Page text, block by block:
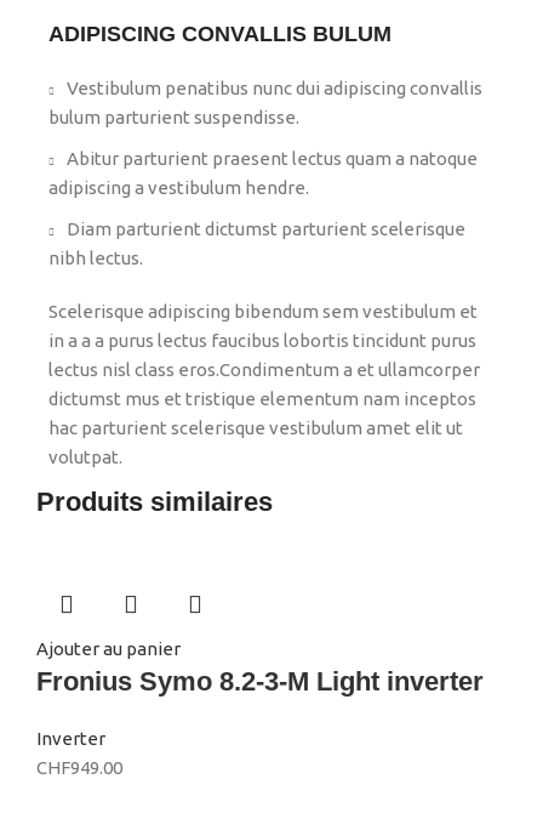
ADIPISCING CONVALLIS BULUM
Vestibulum penatibus nunc dui adipiscing convallis
bulum parturient suspendisse.
Abitur parturient praesent lectus quam a natoque
adipiscing a vestibulum hendre.
Diam parturient dictumst parturient scelerisque
nibh lectus.
Scelerisque adipiscing bibendum sem vestibulum et
in a a a purus lectus faucibus lobortis tincidunt purus
lectus nisl class eros.Condimentum a et ullamcorper
dictumst mus et tristique elementum nam inceptos
hac parturient scelerisque vestibulum amet elit ut
volutpat.
Produits similaires
Ajouter au panier
Fronius Symo 8.2-3-M Light inverter
Inverter
CHF949.00